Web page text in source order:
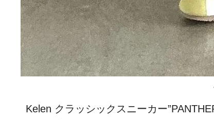
Kelen クラッシックスニーカー